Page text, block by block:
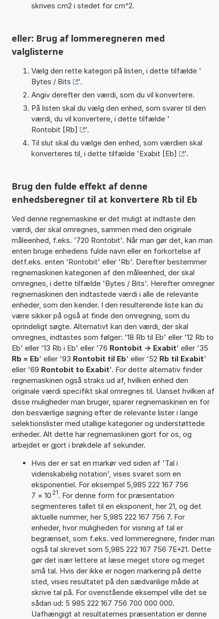
skrives cm2 i stedet for cm^2.
eller: Brug af lommeregneren med
valglisterne
Vælg den rette kategori på listen, i dette tilfælde '
Bytes / Bits
'.
Angiv derefter den værdi, som du vil konvertere.
På listen skal du vælg den enhed, som svarer til den
værdi, du vil konvertere, i dette tilfælde '
Rontobit [Rb]
'.
Til slut skal du vælge den enhed, som værdien skal
konverteres til, i dette tilfælde 'Exabit [Eb] '.
Brug den fulde effekt af denne
enhedsberegner til at konvertere Rb til Eb
Ved denne regnemaskine er det muligt at indtaste den
værdi, der skal omregnes, sammen med den originale
måleenhed, f.eks. '720 Rontobit'. Når man gør det, kan man
enten bruge enhedens fulde navn eller en forkortelse af
detf.eks. enten 'Rontobit' eller 'Rb'. Derefter bestemmer
regnemaskinen kategorien af den måleenhed, der skal
omregnes, i dette tilfælde 'Bytes / Bits'. Herefter omregner
regnemaskinen den indtastede værdi i alle de relevante
enheder, som den kender. I den resulterende liste kan du
være sikker på også at finde den omregning, som du
oprindeligt søgte. Alternativt kan den værdi, der skal
omregnes, indtastes som følger: '18 Rb til Eb' eller '12 Rb to
Eb' eller '13 Rb i Eb' eller '76 Rontobit -> Exabit' eller '35
Rb = Eb' eller '93 Rontobit til Eb' eller '52 Rb til Exabit'
eller '69 Rontobit to Exabit'. For dette alternativ finder
regnemaskinen også straks ud af, hvilken enhed den
originale værdi specifikt skal omregnes til. Uanset hvilken af
disse muligheder man bruger, sparer regnemaskinen en for
den besværlige søgning efter de relevante lister i lange
selektionslister med utallige kategorier og understøttede
enheder. Alt dette har regnemaskinen gjort for os, og
arbejdet er gjort i brøkdele af sekunder.
Hvis der er sat en markør ved siden af 'Tal i
videnskabelig notation', vises svaret som en
eksponentiel. For eksempel 5,985 222 167 756
7 × 10 21. For denne form for præsentation
segmenteres tallet til en eksponent, her 21, og det
aktuelle nummer, her 5,985 222 167 756 7. For
enheder, hvor muligheden for visning af tal er
begrænset, som f.eks. ved lommeregnere, finder man
også tal skrevet som 5,985 222 167 756 7E+21. Dette
gør det især lettere at læse meget store og meget
små tal. Hvis der ikke er nogen markering på dette
sted, vises resultatet på den sædvanlige måde at
skrive tal på. For ovenstående eksempel ville det se
sådan ud: 5 985 222 167 756 700 000 000.
Uafhængigt at resultaternes præsentation er denne